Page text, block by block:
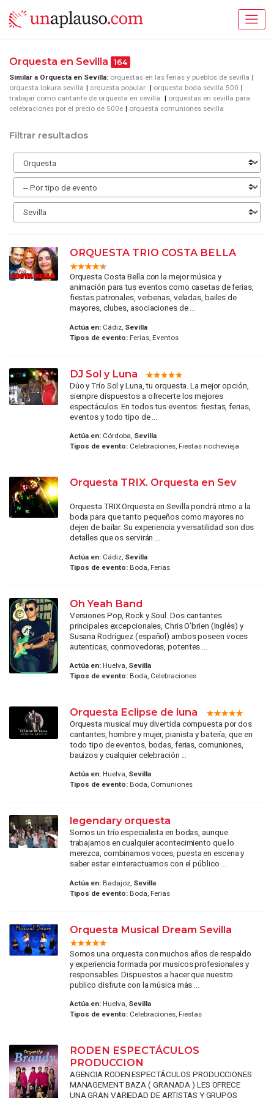
Orquesta en Sevilla 164
Similar a Orquesta en Sevilla: orquestas en las ferias y pueblos de sevilla
orquesta lokura sevilla
orquesta popular
orquesta boda sevilla 500
trabajar como cantante de orquesta en sevilla
orquestas en sevilla para
celebraciones por el precio de 500e
orquesta comuniones sevilla
Filtrar resultados
ORQUESTA TRIO COSTA BELLA
Orquesta Costa Bella con la mejor música y
animación para tus eventos como casetas de ferias,
fiestas patronales, verbenas, veladas, bailes de
mayores, clubes, asociaciones de ...
Actúa en:Cádiz, Sevilla
Tipos de evento:Ferias, Eventos
DJ Sol y Luna
Dúo y Trío Sol y Luna, tu orquesta. La mejor opción,
siempre dispuestos a ofrecerte los mejores
espectáculos. En todos tus eventos: fiestas, ferias,
eventos y todo tipo de ...
Actúa en:Córdoba, Sevilla
Tipos de evento:Celebraciones, Fiestas nochevieja
Orquesta TRIX. Orquesta en Sev
Orquesta TRIX Orquesta en Sevilla pondrá ritmo a la
boda para que tanto pequeños como mayores no
dejen de bailar. Su experiencia y versatilidad son dos
detalles que os servirán ...
Actúa en:Cádiz, Sevilla
Tipos de evento:Boda, Ferias
Oh Yeah Band
Versiones Pop, Rock y Soul. Dos cantantes
principales excepcionales, Chris O’brien (Inglés) y
Susana Rodríguez (español) ambos poseen voces
autenticas, conmovedoras, potentes ...
Actúa en:Huelva, Sevilla
Tipos de evento:Boda, Celebraciones
Orquesta Eclipse de luna
Orquesta musical muy divertida compuesta por dos
cantantes, hombre y mujer, pianista y batería, que en
todo tipo de eventos, bodas, ferias, comuniones,
bauizos y cualquier celebración ...
Actúa en:Huelva, Sevilla
Tipos de evento:Boda, Comuniones
legendary orquesta
Somos un trío especialista en bodas, aunque
trabajamos en cualquier acontecimiento que lo
merezca, combinamos voces, puesta en escena y
saber estar e interactuamos con el público ...
Actúa en:Badajoz, Sevilla
Tipos de evento:Boda, Ferias
Orquesta Musical Dream Sevilla
Somos una orquesta con muchos años de respaldo
y experiencia formada por musicos profesionales y
responsables. Dispuestos a hacer que nuestro
publico disfrute con la música más ...
Actúa en:Huelva, Sevilla
Tipos de evento:Celebraciones, Fiestas
RODEN ESPECTÁCULOS
PRODUCCION
AGENCIA RODEN ESPECTÁCULOS PRODUCCIONES
MANAGEMENT BAZA ( GRANADA ) LES OFRECE
UNA GRAN VARIEDAD DE ARTISTAS Y GRUPOS